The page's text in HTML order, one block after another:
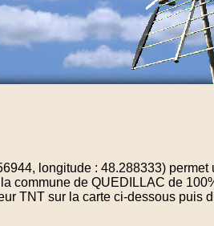
longitude : 48.288333) permet
commune de QUEDILLAC de
TNT sur la carte ci-dessous puis